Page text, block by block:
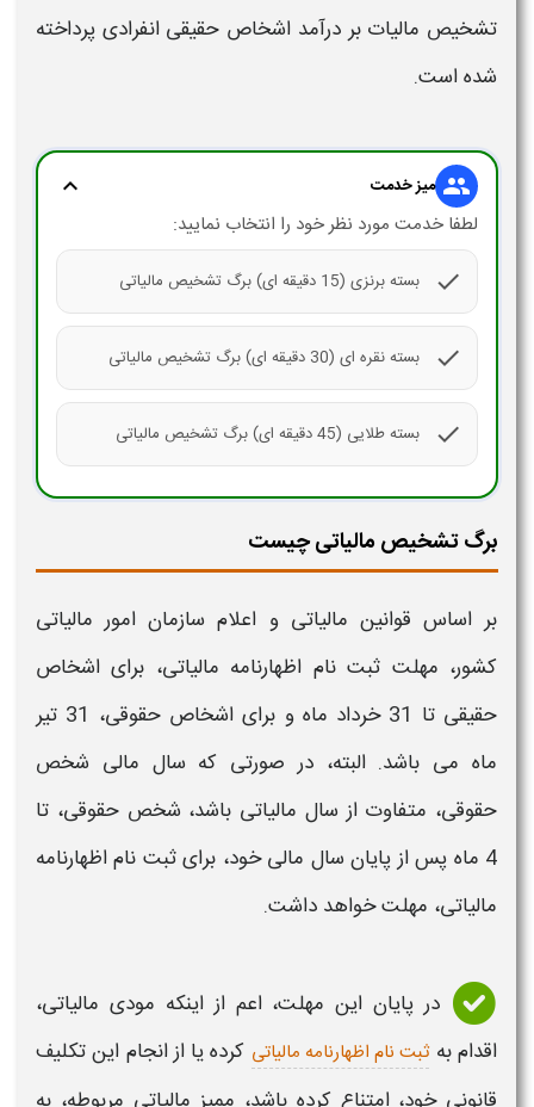
تشخیص مالیاتبر درآمد اشخاص حقیقی انفرادی پرداخته
شده است.
group میز خدمت expand_more
لطفا خدمت مورد نظر خود را انتخاب نمایید:
check بسته برنزی (15 دقیقه ای) برگ تشخیص مالیاتی
check بسته نقره ای (30 دقیقه ای) برگ تشخیص مالیاتی
check بسته طلایی (45 دقیقه ای) برگ تشخیص مالیاتی
برگ تشخیص مالیاتی چیست
بر اساس قوانین مالیاتی و اعلام سازمان امور مالیاتی
کشور، مهلت ثبت نام اظهارنامه مالیاتی، برای اشخاص
حقیقی تا 31 خرداد ماه و برای اشخاص حقوقی، 31 تیر
ماه می باشد. البته، در صورتی که سال مالی شخص
حقوقی، متفاوت از سال مالیاتی باشد، شخص حقوقی، تا
4 ماه پس از پایان سال مالی خود، برای ثبت نام اظهارنامه
مالیاتی، مهلت خواهد داشت.
در پایان این مهلت، اعم از اینکه مودی مالیاتی،
اقدام بهثبت نام اظهارنامه مالیاتی کرده یا از انجام این تکلیف